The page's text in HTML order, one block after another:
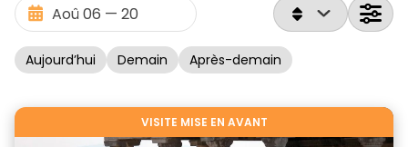
Aujourd’hui Demain Après-demain
VISITE MISE EN AVANT